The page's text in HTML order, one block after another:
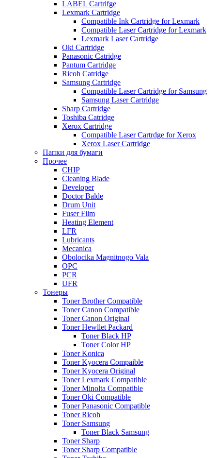
LABEL Cartrifge
Lexmark Cartridge
Compatible Ink Cartridge for Lexmark
Compatible Laser Cartridge for Lexmark
Lexmark Laser Cartridge
Oki Cartridge
Panasonic Catridge
Pantum Cartridge
Ricoh Catridge
Samsung Cartridge
Compatible Laser Cartridge for Samsung
Samsung Laser Cartridge
Sharp Cartridge
Toshiba Catridge
Xerox Cartridge
Compatible Laser Cartrdge for Xerox
Xerox Laser Cartridge
Папки для бумаги
Прочее
CHIP
Cleaning Blade
Developer
Doctor Balde
Drum Unit
Fuser Film
Heating Element
LFR
Lubricants
Mecanica
Obolocika Magnitnogo Vala
OPC
PCR
UFR
Тонеры
Toner Brother Compatible
Toner Canon Compatible
Toner Canon Original
Toner Hewllet Packard
Toner Black HP
Toner Color HP
Toner Konica
Toner Kyocera Compaible
Toner Kyocera Original
Toner Lexmark Compatible
Toner Minolta Compatible
Toner Oki Compatible
Toner Panasonic Compatible
Toner Ricoh
Toner Samsung
Toner Black Samsung
Toner Sharp
Toner Sharp Compatible